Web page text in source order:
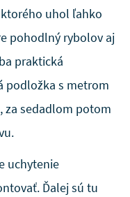
uhol ľahko
pohodlný rybolov aj
praktická
podložka s metrom
za sedadlom potom
uchytenie
Ďalej sú tu